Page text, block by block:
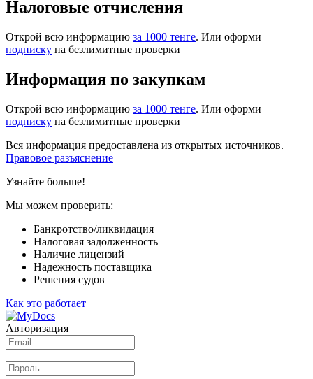
Налоговые отчисления
Открой всю информацию за 1000 тенге. Или оформи
подписку на безлимитные проверки
Информация по закупкам
Открой всю информацию за 1000 тенге. Или оформи
подписку на безлимитные проверки
Вся информация предоставлена из открытых источников.
Правовое разъяснение
Узнайте больше!
Мы можем проверить:
Банкротство/ликвидация
Налоговая задолженность
Наличие лицензий
Надежность поставщика
Решения судов
Как это работает
Авторизация